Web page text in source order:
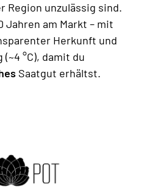
Region unzulässig sind.
Jahren am Markt – mit
Herkunft und
°C), damit du
Saatgut erhältst.